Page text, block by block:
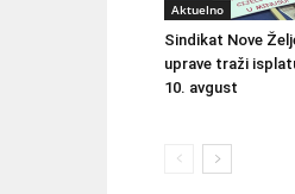
Aktuelno
Sindikat Nove
uprave traži
10. avgust